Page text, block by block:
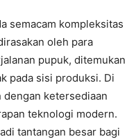
semacam kompleksitas
oleh para
pupuk, ditemukan
pada sisi produksi. Di
ketersediaan
teknologi modern.
tantangan besar bagi